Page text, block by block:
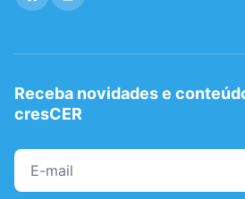
Receba novidades e
cresCER